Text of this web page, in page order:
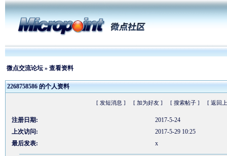
微点交流论坛 » 查看资料
2268758586 的个人资料
[ 发短消息 ] [ 加为好友 ] [ 搜索帖子 ] [ 返回
注册日期:
2017-5-24
上次访问:
2017-5-29 10:25
最后发表:
x